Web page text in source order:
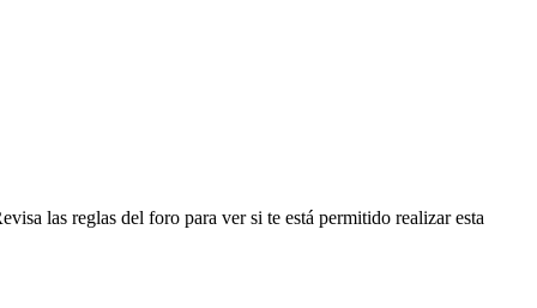
las reglas del foro para ver si te está permitido realizar esta